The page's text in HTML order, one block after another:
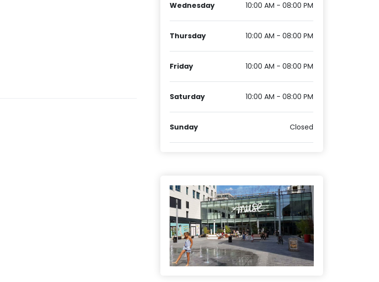
Wednesday 10:00 AM - 08:00 PM
Thursday 10:00 AM - 08:00 PM
Friday 10:00 AM - 08:00 PM
Saturday 10:00 AM - 08:00 PM
Sunday Closed